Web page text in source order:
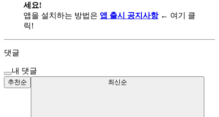
세요!
앱을 설치하는 방법은 앱 출시 공지사항← 여기 클
릭!
댓글
내 댓글
추천순 최신순